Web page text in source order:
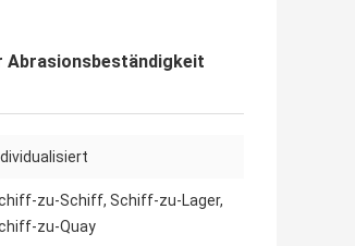
Abrasionsbeständigkeit
zu-Schiff, Schiff-zu-Lager,
zu-Quay